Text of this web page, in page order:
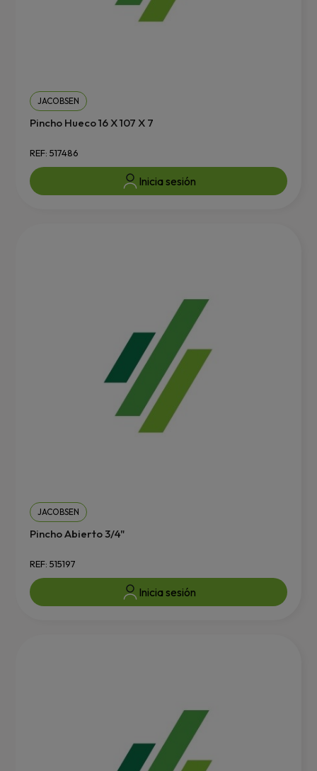
JACOBSEN
Pincho Hueco 16 X 107 X 7
REF: 517486
Inicia sesión
JACOBSEN
Pincho Abierto 3/4"
REF: 515197
Inicia sesión